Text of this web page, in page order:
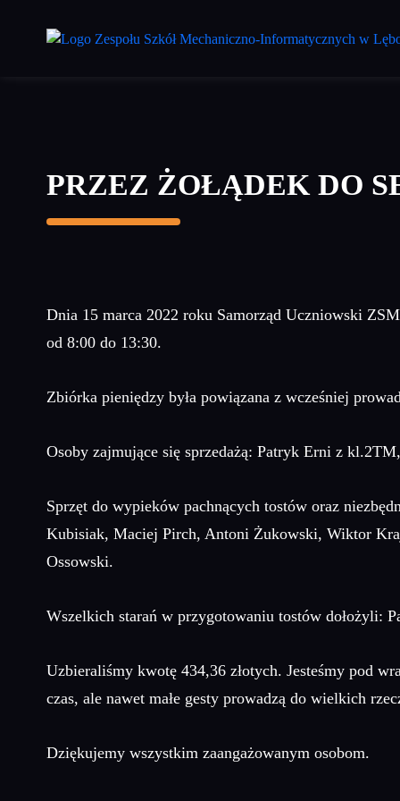
PRZEZ ŻOŁĄDEK DO
Dnia 15 marca 2022 roku Samorząd Uczniowski
od 8:00 do 13:30.
Zbiórka pieniędzy była powiązana z wcześniej
Osoby zajmujące się sprzedażą: Patryk Erni z
Sprzęt do wypieków pachnących tostów oraz
Kubisiak, Maciej Pirch, Antoni Żukowski, Wiktor
Ossowski.
Wszelkich starań w przygotowaniu tostów dołożyli:
Uzbieraliśmy kwotę 434,36 złotych. Jesteśmy pod
czas, ale nawet małe gesty prowadzą do wielkich
Dziękujemy wszystkim zaangażowanym osobom.